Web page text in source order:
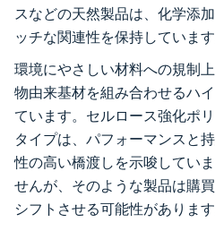
スなどの天然製品は、化学添
ッチな関連性を保持しています
環境にやさしい材料への規制
物由来基材を組み合わせるハ
ています。セルロース強化ポ
タイプは、パフォーマンスと
性の高い橋渡しを示唆してい
せんが、そのような製品は購
シフトさせる可能性があります